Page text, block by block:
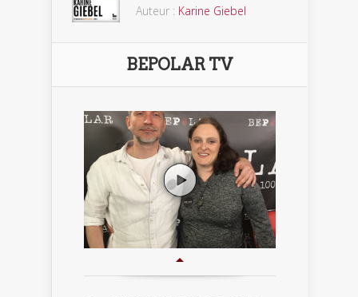
Auteur : Karine Giebel
BEPOLAR TV